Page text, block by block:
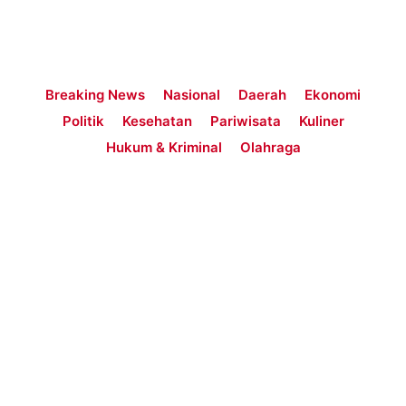
Breaking News Nasional Daerah
Ekonomi
Politik
Kesehatan Pariwisata
Kuliner
Hukum & Kriminal
Olahraga